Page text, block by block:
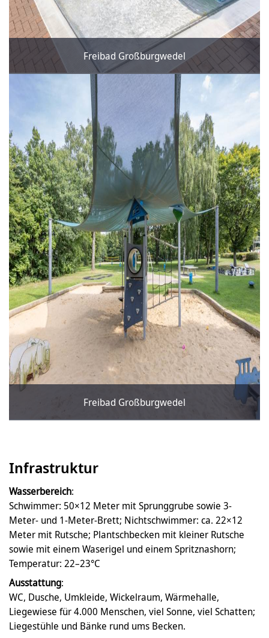
Freibad Großburgwedel
Freibad Großburgwedel
Infrastruktur
Wasserbereich:
Schwimmer: 50×12 Meter mit Sprunggrube sowie 3-
Meter- und 1-Meter-Brett; Nichtschwimmer: ca. 22×12
Meter mit Rutsche; Plantschbecken mit kleiner Rutsche
sowie mit einem Waserigel und einem Spritznashorn;
Temperatur: 22–23°C
Ausstattung:
WC, Dusche, Umkleide, Wickelraum, Wärmehalle,
Liegewiese für 4.000 Menschen, viel Sonne, viel Schatten;
Liegestühle und Bänke rund ums Becken.